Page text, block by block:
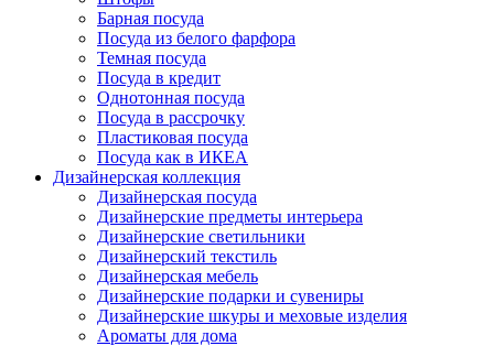
Барная посуда
Посуда из белого фарфора
Темная посуда
Посуда в кредит
Однотонная посуда
Посуда в рассрочку
Пластиковая посуда
Посуда как в ИКЕА
Дизайнерская коллекция
Дизайнерская посуда
Дизайнерские предметы интерьера
Дизайнерские светильники
Дизайнерский текстиль
Дизайнерская мебель
Дизайнерские подарки и сувениры
Дизайнерские шкуры и меховые изделия
Ароматы для дома